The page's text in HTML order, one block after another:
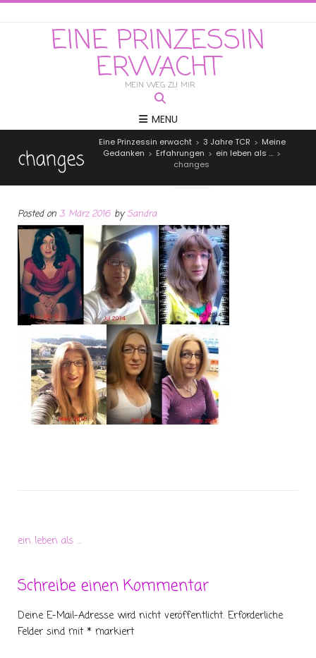
EINE PRINZESSIN
ERWACHT
MEIN WEG ZU MIR
MENU
changes
Eine Prinzessin erwacht > 3 Jahre TCR > Meine
Gedanken > Erfahrungen > ein leben als … >
changes
Posted on 3. März 2016 bySandra
ein leben als …
Schreibe einen Kommentar
Deine E-Mail-Adresse wird nicht veröffentlicht. Erforderliche
Felder sind mit * markiert